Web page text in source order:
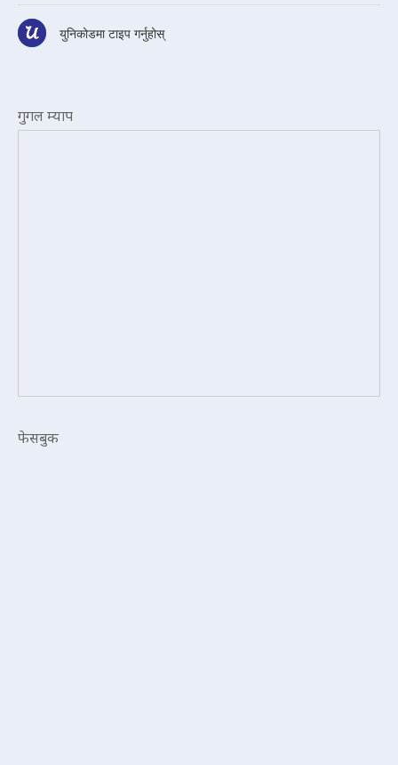
युनिकोडमा टाइप गर्नुहोस्
गुगल म्याप
फेसबुक